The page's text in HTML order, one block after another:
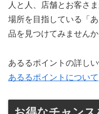
人と人、店舗とお客さ
場所を目指している「
品を見つけてみませんか
あるるポイントの詳し
あるるポイントについて